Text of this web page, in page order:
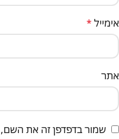
אימייל *
אתר
שמור בדפדפן זה את